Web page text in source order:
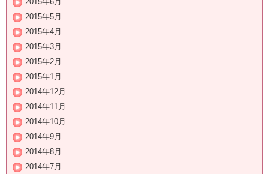
2015年5月
2015年4月
2015年3月
2015年2月
2015年1月
2014年12月
2014年11月
2014年10月
2014年9月
2014年8月
2014年7月